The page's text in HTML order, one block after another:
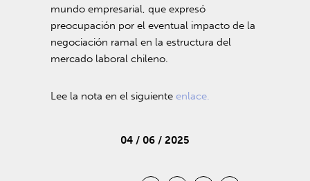
mundo empresarial, que expresó
preocupación por el eventual impacto de la
negociación ramal en la estructura del
mercado laboral chileno.
Lee la nota en el siguienteenlace.
04 / 06 / 2025